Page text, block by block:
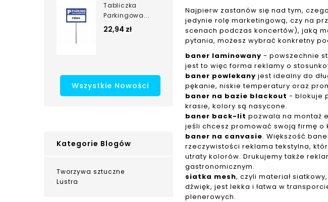
Tabliczka
Parkingowa...
22,94 zł
Wszystkie Nowości
Kategorie Blogów
Tworzywa sztuczne
Lustra
Najpierw zastanów się nad tym,
jedynie rolę marketingową, czy na
scenach podczas koncertów), jaką
pytania, możesz wybrać konkretny
baner laminowany - powszechnie
jest to więc forma reklamy o
baner powlekany jest idealny do
pękanie, niskie temperatury oraz
baner na bazie blackout - blokuje
krasie, kolory są nasycone.
baner back-lit pozwala na montaż
jeśli chcesz promować swoją firmę o
baner na canvasie. Większość
rzeczywistości reklama tekstylna,
utraty kolorów. Drukujemy także
gastronomicznym.
siatka mesh, czyli materiał
dźwięk, jest lekka i łatwa w
plenerowych.